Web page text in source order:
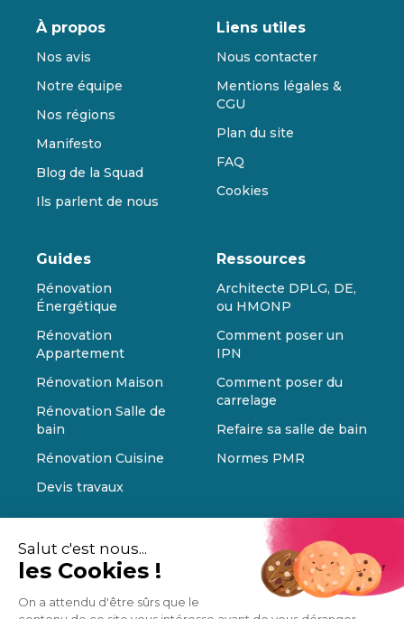
Salut c'est nous...
les Cookies !
On a attendu d'être sûrs que le
À propos
Nos avis
Notre équipe
Nos régions
Manifesto
Blog de la Squad
Ils parlent de nous
Liens utiles
Nous contacter
Mentions légales &
CGU
Plan du site
FAQ
Cookies
Guides
Rénovation
Énergétique
Rénovation
Appartement
Rénovation Maison
Rénovation Salle de
bain
Rénovation Cuisine
Devis travaux
Ressources
Architecte DPLG, DE,
ou HMONP
Comment poser un
IPN
Comment poser du
carrelage
Refaire sa salle de bain
Normes PMR